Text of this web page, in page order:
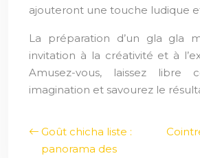
ajouteront une touche ludique
La préparation d’un gla gla
invitation à la créativité et à
Amusez-vous, laissez libre
imagination et savourez le
Goût chicha liste :
panorama des